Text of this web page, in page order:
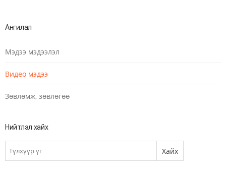
Ангилал
Мэдээ мэдээлэл
Видео мэдээ
Зөвлөмж, зөвлөгөө
Нийтлэл хайх